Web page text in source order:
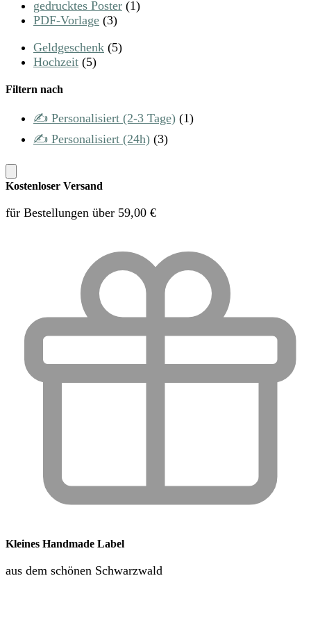
gedrucktes Poster (1)
PDF-Vorlage (3)
Geldgeschenk (5)
Hochzeit (5)
Filtern nach
✍️ Personalisiert (2-3 Tage) (1)
✍️ Personalisiert (24h) (3)
Kostenloser Versand
für Bestellungen über 59,00 €
Kleines Handmade Label
aus dem schönen Schwarzwald